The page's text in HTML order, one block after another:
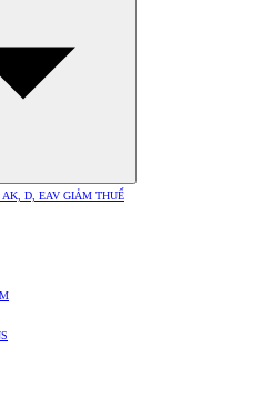
D, EAV GIẢM THUẾ